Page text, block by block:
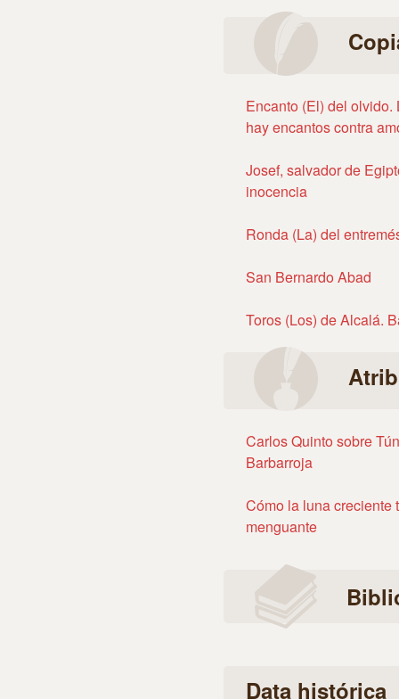
Encanto (El) del
hay encantos contra
Josef, salvador de
inocencia
Ronda (La) del
San Bernardo Abad
Toros (Los) de Alcalá.
Carlos Quinto sobre
Barbarroja
Cómo la luna creciente
menguante
Data histórica